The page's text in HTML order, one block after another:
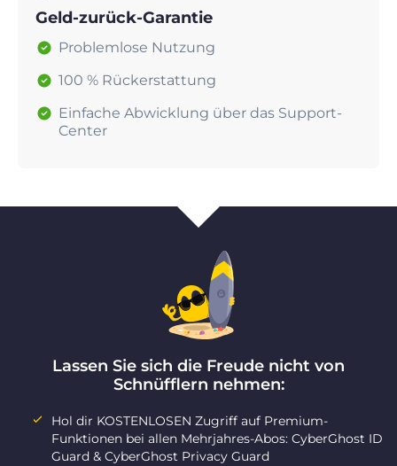
Geld-zurück-Garantie
Problemlose Nutzung
100 % Rückerstattung
Einfache Abwicklung über das Support-
Center
Lassen Sie sich die Freude nicht von
Schnüfflern nehmen:
Hol dir KOSTENLOSEN Zugriff auf Premium-
Funktionen bei allen Mehrjahres-Abos: CyberGhost ID
Guard & CyberGhost Privacy Guard